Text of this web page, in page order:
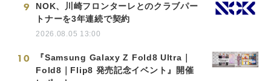
9
NOK、川崎フロンターレとのクラブパー
トナーを3年連続で契約
2026.08.05 13:00
10
『Samsung Galaxy Z Fold8 Ultra｜
Fold8｜Flip8 発売記念イベント』開催